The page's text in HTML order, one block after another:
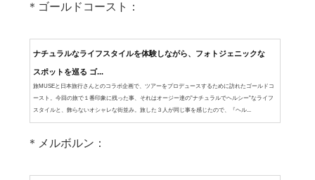
＊ゴールドコースト：
ナチュラルなライフスタイルを体験しながら、フォトジェニックな
スポットを巡る ゴ...
旅MUSEと日本旅行さんとのコラボ企画で、ツアーをプロデュースするために訪れたゴールドコ
ースト。今回の旅で１番印象に残った事、それはオージー達の”ナチュラルでヘルシー”なライフ
スタイルと、飾らないオシャレな街並み。旅した３人が同じ事を感じたので、『ヘル...
＊メルボルン：